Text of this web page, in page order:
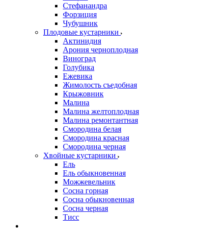
Стефанандра
Форзиция
Чубушник
Плодовые кустарники
Актинидия
Арония черноплодная
Виноград
Голубика
Ежевика
Жимолость съедобная
Крыжовник
Малина
Малина желтоплодная
Малина ремонтантная
Смородина белая
Смородина красная
Смородина черная
Хвойные кустарники
Ель
Ель обыкновенная
Можжевельник
Сосна горная
Сосна обыкновенная
Сосна черная
Тисс